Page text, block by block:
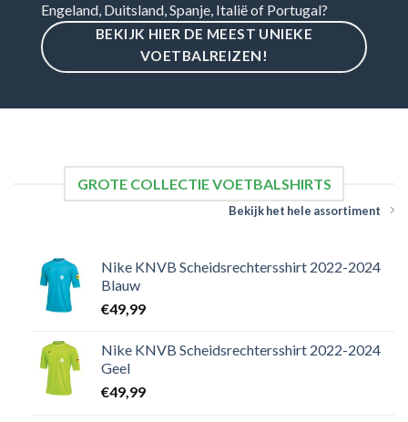
Engeland, Duitsland, Spanje, Italië of Portugal?
BEKIJK HIER DE MEEST UNIEKE
VOETBALREIZEN!
GROTE COLLECTIE VOETBALSHIRTS
Bekijk het hele assortiment
Nike KNVB Scheidsrechtersshirt 2022-2024
Blauw
€49,99
Nike KNVB Scheidsrechtersshirt 2022-2024
Geel
€49,99